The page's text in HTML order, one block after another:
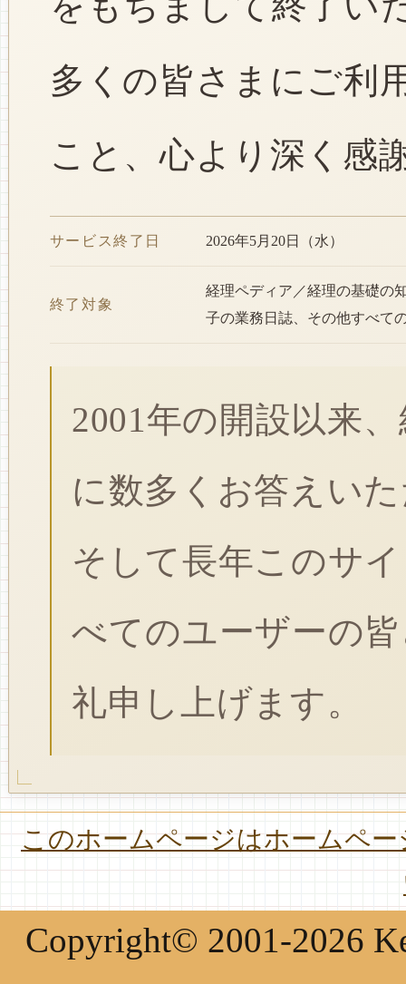
多くの皆さまにご利
こと、心より深く感
サービス終了日 2026年5月20日（水）
終了対象
経理ペディア／経理の基礎の
子の業務日誌、その他すべて
2001年の開設以来
に数多くお答えい
そして長年このサ
べてのユーザーの
礼申し上げます。
このホームページはホームペ
Copyright© 2001-2026